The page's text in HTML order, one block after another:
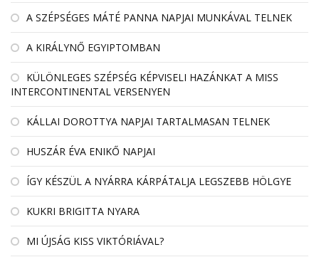
A SZÉPSÉGES MÁTÉ PANNA NAPJAI MUNKÁVAL TELNEK
A KIRÁLYNŐ EGYIPTOMBAN
KÜLÖNLEGES SZÉPSÉG KÉPVISELI HAZÁNKAT A MISS
INTERCONTINENTAL VERSENYEN
KÁLLAI DOROTTYA NAPJAI TARTALMASAN TELNEK
HUSZÁR ÉVA ENIKŐ NAPJAI
ÍGY KÉSZÜL A NYÁRRA KÁRPÁTALJA LEGSZEBB HÖLGYE
KUKRI BRIGITTA NYARA
MI ÚJSÁG KISS VIKTÓRIÁVAL?